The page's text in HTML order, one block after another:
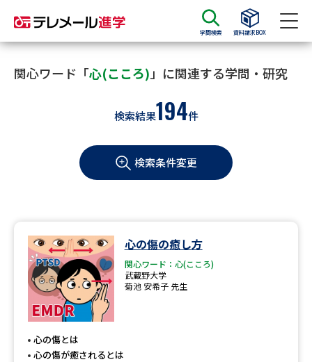
学問検索 資料請求BOX
資料請求 資料検索
大学・短大の資料種類から請求
学部・学科パンフ
過去問題集
大学・短大以外の資料から請求
専門学校の資料請求
留学・進学関連、塾・予備校
関心ワード「心(こころ) 」に関連する学問・研究
検索結果194件
検索条件変更
心の傷の癒し方
関心ワード：心(こころ)
武蔵野大学
菊池 安希子 先生
心の傷とは
心の傷が癒されるとは